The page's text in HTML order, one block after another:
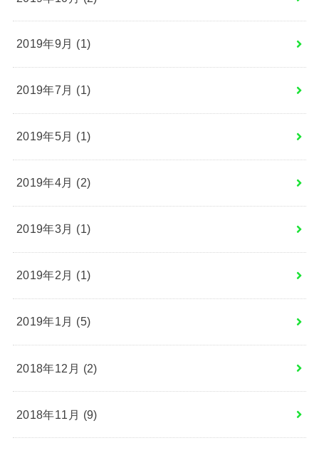
2019年9月 (1)
2019年7月 (1)
2019年5月 (1)
2019年4月 (2)
2019年3月 (1)
2019年2月 (1)
2019年1月 (5)
2018年12月 (2)
2018年11月 (9)